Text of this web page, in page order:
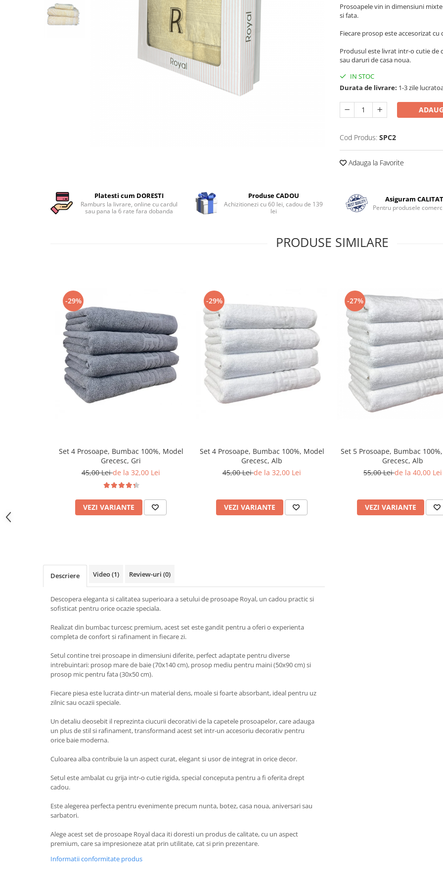
Cearceaf cu elastic
Cearceaf normal
Lenjerii De Pat Cocolino
Set Lenjerie De Pat Blana
Set Lenjerie De Pat Jacquard Regal,
11 Piese, Cuvertura Inclusa
Lenjerii Damasc Egiptean King Size
Lenjerii De Pat, Finet Premium, 1
Lenjerii De Pat Damasc 1 Persoana
Lenjerii De Pat, Imprimeu 3D, 1
Prosoapele vin in dimensiuni
si fata.
Fiecare prosop este accesorizat
Produsul este livrat intr-o cutie de
sau daruri de casa noua.
IN STOC
Durata de livrare: 1-3 zile
Cod Produs: SPC2
Adauga la Favorite
Platesti cum DORESTI
Ramburs la livrare, online cu cardul
sau pana la 6 rate fara dobanda
Produse CADOU
Achizitionezi cu 60 lei, cadou de 139
lei
Asiguram
Pentru produsele
PRODUSE SIMILARE
-29%
Set 4 Prosoape, Bumbac 100%, Model
Grecesc, Gri
45,00 Leide la 32,00 Lei
VEZI VARIANTE
-29%
Set 4 Prosoape, Bumbac 100%, Model
Grecesc, Alb
45,00 Leide la 32,00 Lei
VEZI VARIANTE
-27%
Set 5 Prosoape, Bumbac
Grecesc, Alb
55,00 Leide la 40,00 Lei
VEZI VARIANTE
Descriere Video(1) Review-uri (0)
Descopera eleganta si calitatea superioara a setului de prosoape Royal, un cadou practic si
sofisticat pentru orice ocazie speciala.
Realizat din bumbac turcesc premium, acest set este gandit pentru a oferi o experienta
completa de confort si rafinament in fiecare zi.
Setul contine trei prosoape in dimensiuni diferite, perfect adaptate pentru diverse
intrebuintari: prosop mare de baie (70x140 cm), prosop mediu pentru maini (50x90 cm) si
prosop mic pentru fata (30x50 cm).
Fiecare piesa este lucrata dintr-un material dens, moale si foarte absorbant, ideal pentru uz
zilnic sau ocazii speciale.
Un detaliu deosebit il reprezinta ciucurii decorativi de la capetele prosoapelor, care adauga
un plus de stil si rafinament, transformand acest set intr-un accesoriu decorativ pentru
orice baie moderna.
Culoarea alba contribuie la un aspect curat, elegant si usor de integrat in orice decor.
Setul este ambalat cu grija intr-o cutie rigida, special conceputa pentru a fi oferita drept
cadou.
Este alegerea perfecta pentru evenimente precum nunta, botez, casa noua, aniversari sau
sarbatori.
Alege acest set de prosoape Royal daca iti doresti un produs de calitate, cu un aspect
premium, care sa impresioneze atat prin utilitate, cat si prin prezentare.
Informatii conformitate produs